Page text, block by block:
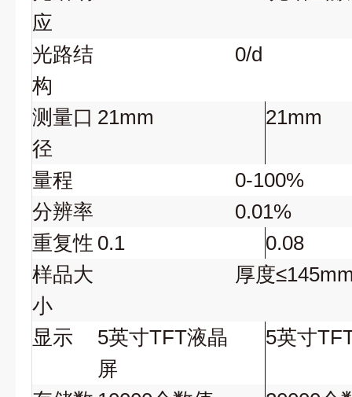
应
光路结
构
0/d
测量口
径
21mm 21mm
量程
0-100%
分辨率
0.01%
重复性 0.1
0.08
样品大
小
厚度
显示
5英寸TFT液晶
屏
5英寸